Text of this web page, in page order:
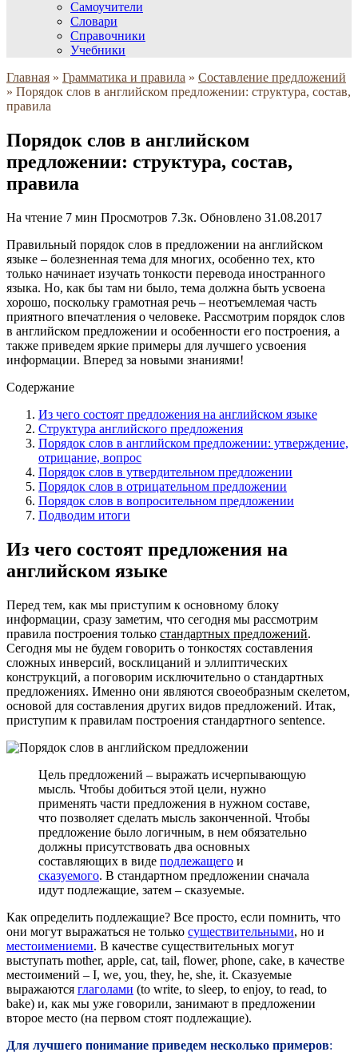
Самоучители
Словари
Справочники
Учебники
Главная » Грамматика и правила » Составление предложений
» Порядок слов в английском предложении: структура, состав,
правила
Порядок слов в английском
предложении: структура, состав,
правила
На чтение 7 мин Просмотров 7.3к. Обновлено 31.08.2017
Правильный порядок слов в предложении на английском
языке – болезненная тема для многих, особенно тех, кто
только начинает изучать тонкости перевода иностранного
языка. Но, как бы там ни было, тема должна быть усвоена
хорошо, поскольку грамотная речь – неотъемлемая часть
приятного впечатления о человеке. Рассмотрим порядок слов
в английском предложении и особенности его построения, а
также приведем яркие примеры для лучшего усвоения
информации. Вперед за новыми знаниями!
Содержание
Из чего состоят предложения на английском языке
Структура английского предложения
Порядок слов в английском предложении: утверждение,
отрицание, вопрос
Порядок слов в утвердительном предложении
Порядок слов в отрицательном предложении
Порядок слов в вопросительном предложении
Подводим итоги
Из чего состоят предложения на
английском языке
Перед тем, как мы приступим к основному блоку
информации, сразу заметим, что сегодня мы рассмотрим
правила построения только стандартных предложений.
Сегодня мы не будем говорить о тонкостях составления
сложных инверсий, восклицаний и эллиптических
конструкций, а поговорим исключительно о стандартных
предложениях. Именно они являются своеобразным скелетом,
основой для составления других видов предложений. Итак,
приступим к правилам построения стандартного sentence.
Цель предложений – выражать исчерпывающую
мысль. Чтобы добиться этой цели, нужно
применять части предложения в нужном составе,
что позволяет сделать мысль законченной. Чтобы
предложение было логичным, в нем обязательно
должны присутствовать два основных
составляющих в виде подлежащего и
сказуемого. В стандартном предложении сначала
идут подлежащие, затем – сказуемые.
Как определить подлежащие? Все просто, если помнить, что
они могут выражаться не только существительными, но и
местоимениеми. В качестве существительных могут
выступать mother, apple, cat, tail, flower, phone, cake, в качестве
местоимений – I, we, you, they, he, she, it. Сказуемые
выражаются глаголами (to write, to sleep, to enjoy, to read, to
bake) и, как мы уже говорили, занимают в предложении
второе место (на первом стоят подлежащие).
Для лучшего понимание приведем несколько примеров: